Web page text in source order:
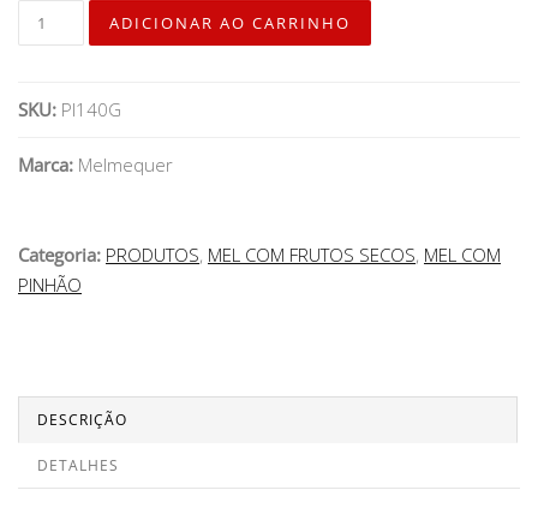
SKU: PI140G
Marca: Melmequer
Categoria: PRODUTOS, MEL COM FRUTOS SECOS, MEL COM
PINHÃO
DESCRIÇÃO
DETALHES